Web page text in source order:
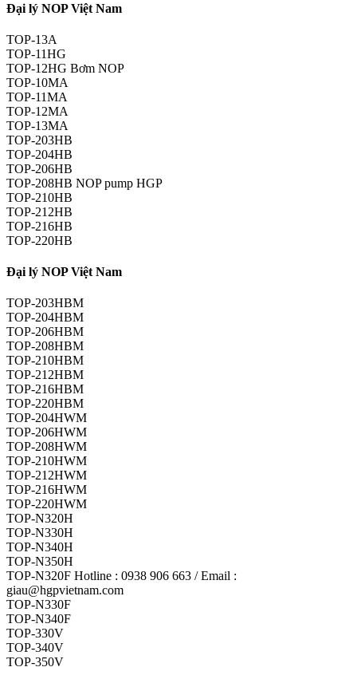
Đại lý NOP Việt Nam
TOP-13A
TOP-11HG
TOP-12HG Bơm NOP
TOP-10MA
TOP-11MA
TOP-12MA
TOP-13MA
TOP-203HB
TOP-204HB
TOP-206HB
TOP-208HB NOP pump HGP
TOP-210HB
TOP-212HB
TOP-216HB
TOP-220HB
Đại lý NOP Việt Nam
TOP-203HBM
TOP-204HBM
TOP-206HBM
TOP-208HBM
TOP-210HBM
TOP-212HBM
TOP-216HBM
TOP-220HBM
TOP-204HWM
TOP-206HWM
TOP-208HWM
TOP-210HWM
TOP-212HWM
TOP-216HWM
TOP-220HWM
TOP-N320H
TOP-N330H
TOP-N340H
TOP-N350H
TOP-N320F Hotline : 0938 906 663 / Email :
giau@hgpvietnam.com
TOP-N330F
TOP-N340F
TOP-330V
TOP-340V
TOP-350V